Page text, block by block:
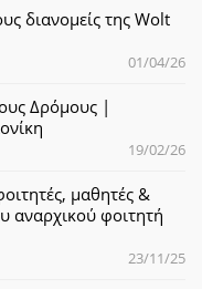
διανομείς της Wolt
01/04/26
Δρόμους |
19/02/26
μαθητές &
αναρχικού φοιτητή
23/11/25